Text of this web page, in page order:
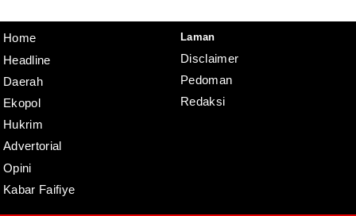
Home
Headline
Daerah
Ekopol
Hukrim
Advertorial
Opini
Kabar Faifiye
Laman
Disclaimer
Pedoman
Redaksi